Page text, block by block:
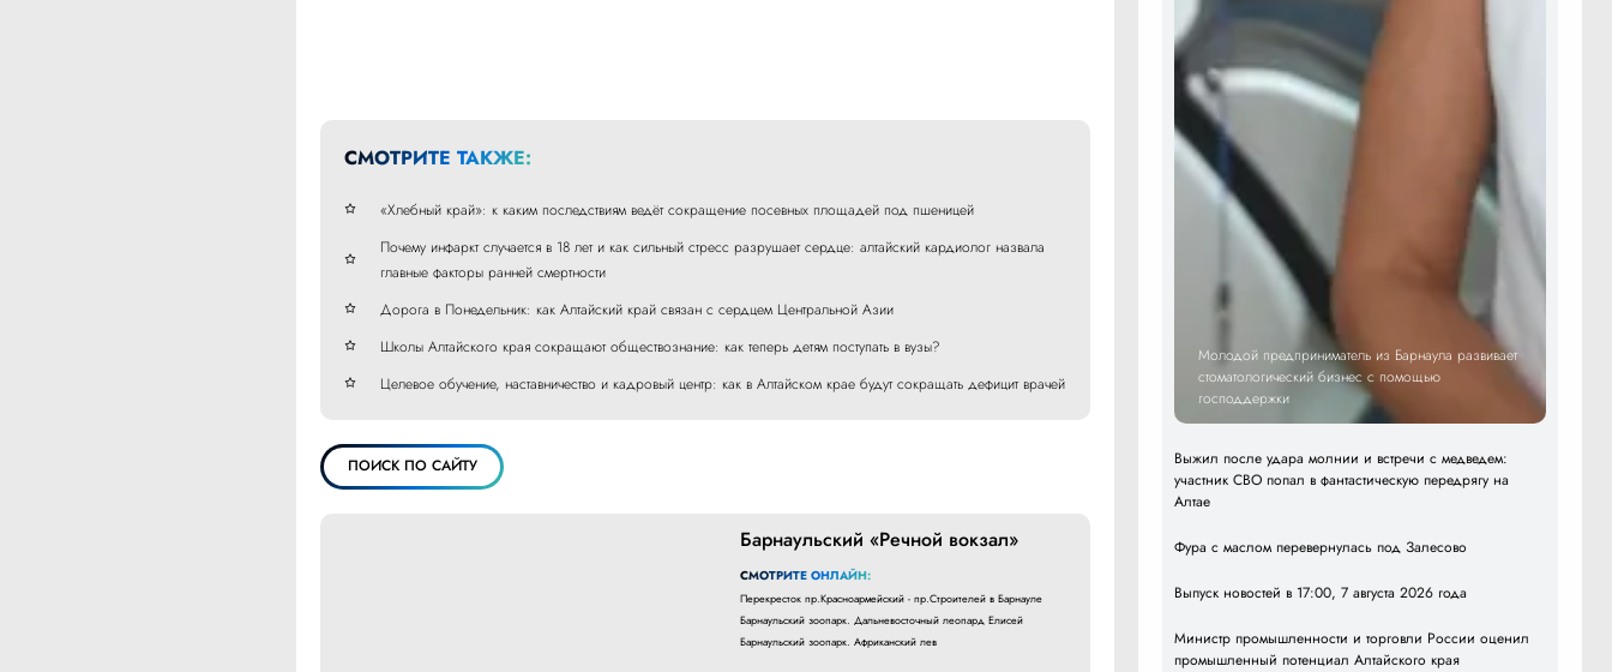
СМОТРИТЕ ТАКЖЕ:
«Хлебный край»: к каким последствиям ведёт сокращение посевных площадей под пшеницей
Почему инфаркт случается в 18 лет и как сильный стресс разрушает сердце: алтайский кардиолог назвала
главные факторы ранней смертности
Дорога в Понедельник: как Алтайский край связан с сердцем Центральной Азии
Школы Алтайского края сокращают обществознание: как теперь детям поступать в вузы?
Целевое обучение, наставничество и кадровый центр: как в Алтайском крае будут сокращать дефицит врачей
ПОИСК ПО САЙТУ
Барнаульский «Речной вокзал»
СМОТРИТЕ ОНЛАЙН:
Перекресток пр.Красноармейский - пр.Строителей в Барнауле
Барнаульский зоопарк. Дальневосточный леопард Елисей
Барнаульский зоопарк. Африканский лев
Молодой предприниматель из Барнаула развивает
стоматологический бизнес с помощью
господдержки
Выжил после удара молнии и встречи с медведем:
участник СВО попал в фантастическую передрягу на
Алтае
Фура с маслом перевернулась под Залесово
Выпуск новостей в 17:00, 7 августа 2026 года
Министр промышленности и торговли России оценил
промышленный потенциал Алтайского края